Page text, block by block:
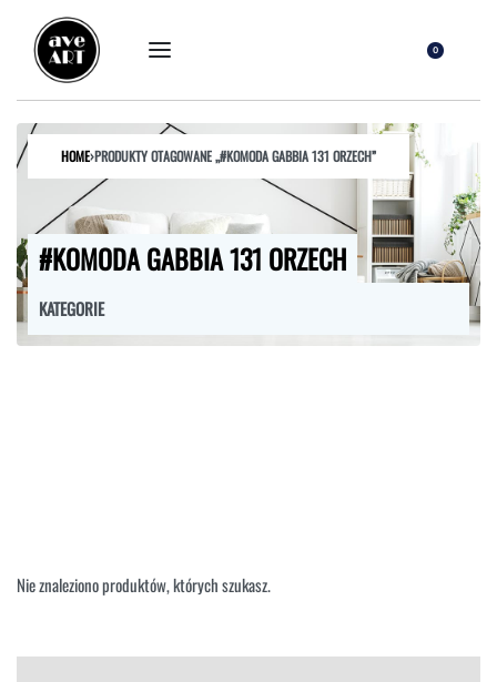
0
HOME›PRODUKTY OTAGOWANE „#KOMODA GABBIA 131 ORZECH”
#KOMODA GABBIA 131 ORZECH
KATEGORIE
SOFY
Nie znaleziono produktów, których szukasz.